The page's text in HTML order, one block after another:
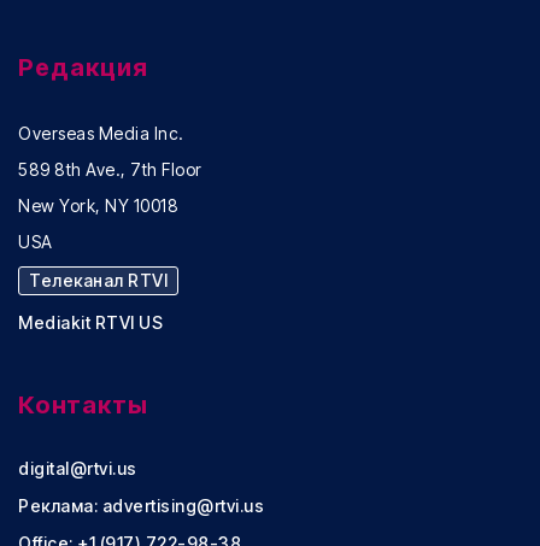
Редакция
Overseas Media Inc.
589 8th Ave., 7th Floor
New York, NY 10018
USA
Телеканал RTVI
Mediakit RTVI US
Контакты
digital@rtvi.us
Реклама: advertising@rtvi.us